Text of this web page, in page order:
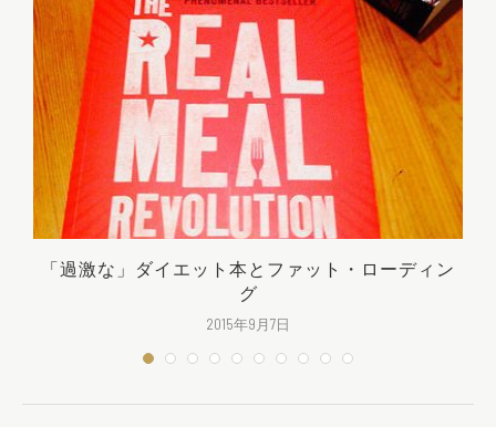
「過激な」ダイエット本とファット・ローディン
グ
2015年9月7日